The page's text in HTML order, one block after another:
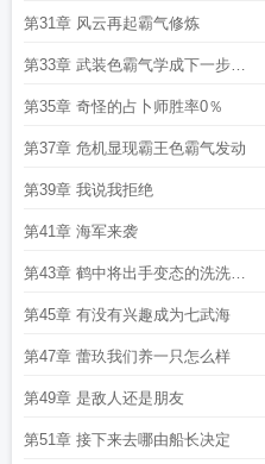
第31章 风云再起霸气修炼
第33章 武装色霸气学成下一步伟
大航路
第35章 奇怪的占卜师胜率0％
第37章 危机显现霸王色霸气发动
第39章 我说我拒绝
第41章 海军来袭
第43章 鹤中将出手变态的洗洗果
实
第45章 有没有兴趣成为七武海
第47章 蕾玖我们养一只怎么样
第49章 是敌人还是朋友
第51章 接下来去哪由船长决定